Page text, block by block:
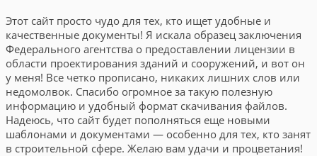
Этот сайт просто чудо для тех, кто ищет удобные и
качественные документы! Я искала образец заключения
Федерального агентства о предоставлении лицензии в
области проектирования зданий и сооружений, и вот он
у меня! Все четко прописано, никаких лишних слов или
недомолвок. Спасибо огромное за такую полезную
информацию и удобный формат скачивания файлов.
Надеюсь, что сайт будет пополняться еще новыми
шаблонами и документами — особенно для тех, кто занят
в строительной сфере. Желаю вам удачи и процветания!